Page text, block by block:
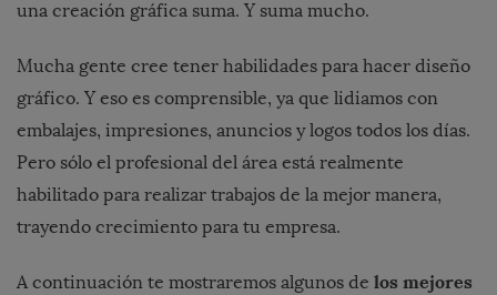
una creación gráfica suma. Y suma mucho.
Mucha gente cree tener habilidades para hacer diseño
gráfico. Y eso es comprensible, ya que lidiamos con
embalajes, impresiones, anuncios y logos todos los días.
Pero sólo el profesional del área está realmente
habilitado para realizar trabajos de la mejor manera,
trayendo crecimiento para tu empresa.
A continuación te mostraremos algunos de los mejores